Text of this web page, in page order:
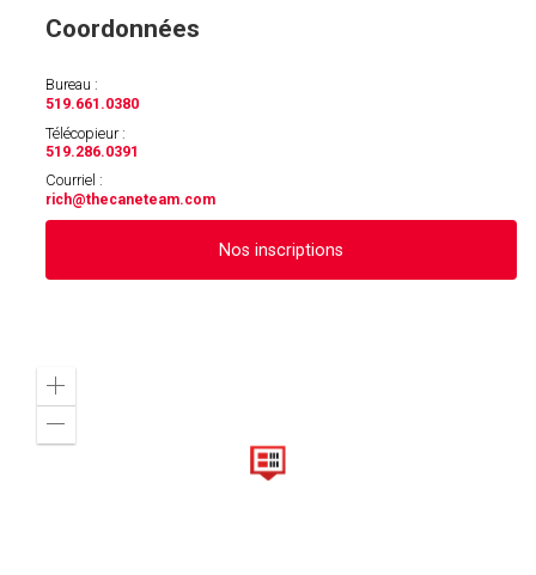
Coordonnées
Bureau :
519.661.0380
Télécopieur :
519.286.0391
Courriel :
rich@thecaneteam.com
Nos inscriptions
Zoom